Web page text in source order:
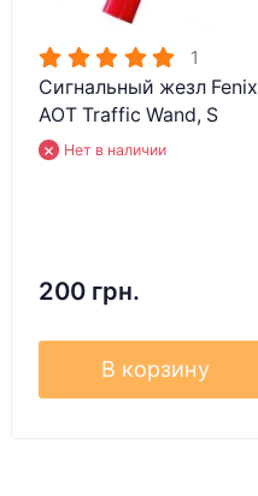
1
Сигнальный жезл Fenix
AOT Traffic Wand, S
Нет в наличии
200 грн.
В корзину